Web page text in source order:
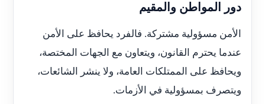
دور المواطن والمقيم
الأمن مسؤولية مشتركة. فالفرد يحافظ على الأمن
عندما يحترم القانون، ويتعاون مع الجهات المختصة،
ويحافظ على الممتلكات العامة، ولا ينشر الشائعات،
ويتصرف بمسؤولية في الأزمات.